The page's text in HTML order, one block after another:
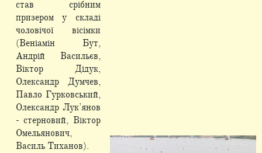
став срібним
призером у складі
чоловічої вісімки
(Веніамін Бут,
Андрій Васильєв,
Віктор Дідук,
Олександр Думчев,
Павло Гурковський,
Олександр Лук’янов
- стерновий, Віктор
Омельянович,
Василь Тиханов).